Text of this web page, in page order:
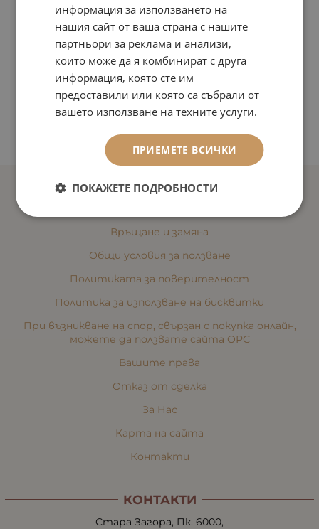
ИНФОРМАЦИЯ
Връщане и замяна
Общи условия за ползване
Политиката за поверителност
Политика за използване на бисквитки
При възникване на спор, свързан с покупка онлайн,
можете да ползвате сайта ОРС
Вашите права
Отказ от сделка
За Нас
Карта на сайта
Контакти
КОНТАКТИ
Стара Загора, Пк. 6000,
информация за използването на
нашия сайт от ваша страна с нашите
партньори за реклама и анализи,
които може да я комбинират с друга
информация, която сте им
предоставили или която са събрали от
вашето използване на техните услуги.
ПРИЕМЕТЕ ВСИЧКИ
ПОКАЖЕТЕ ПОДРОБНОСТИ